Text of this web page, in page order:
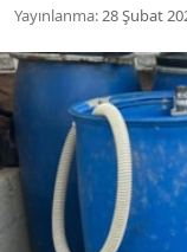
Yayınlanma:28 Şubat